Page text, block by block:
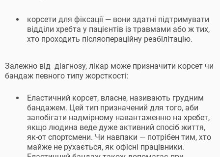
корсети для фіксації — вони здатні підтримувати
відділи хребта у пацієнтів із травмами або ж тих,
хто проходить післяопераційну реабілітацію.
Залежно від діагнозу, лікар може призначити корсет чи
бандаж певного типу жорсткості:
Еластичний корсет, власне, називають грудним
бандажем. Цей тип призначений для того, аби
запобігати надмірному навантаженню на хребет,
якщо людина веде дуже активний спосіб життя,
як-от спортсмени. Чи навпаки — потрібен тим, хто
майже не рухається, як офісні працівники.